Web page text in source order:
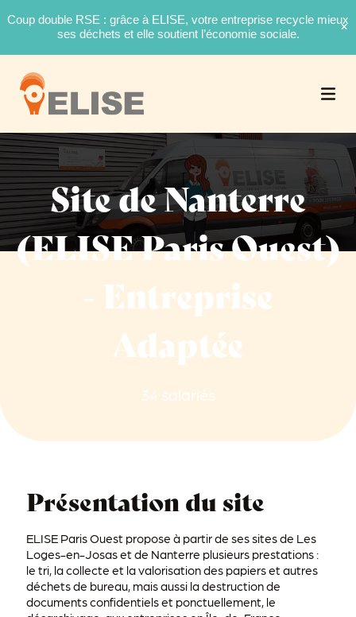
Coup double RSE : grâce à ELISE, votre entreprise recycle mieux
ses déchets et elle soutient l’économie sociale.
Site de Nanterre
(ELISE Paris Ouest)
- Entreprise
Adaptée
34 salariés
Présentation du site
ELISE Paris Ouest propose à partir de ses sites de Les
Loges-en-Josas et de Nanterre plusieurs prestations :
le tri, la collecte et la valorisation des papiers et autres
déchets de bureau, mais aussi la destruction de
documents confidentiels et ponctuellement, le